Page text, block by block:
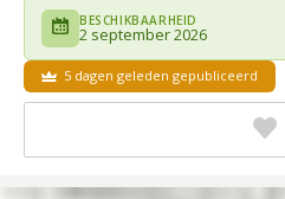
BESCHIKBAARHEID
2 september 2026
5 dagen geleden gepubliceerd